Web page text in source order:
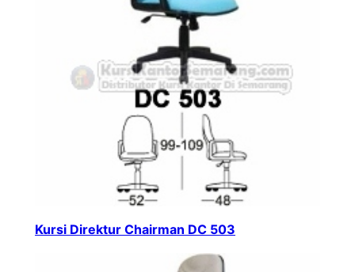
Kursi Direktur Chairman DC 503